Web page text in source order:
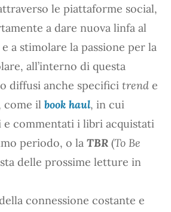
le piattaforme social,
a dare nuova linfa al
a stimolare la passione per la
all’interno di questa
diffusi anche specifici trend e
il book haul, in cui
e commentati i libri acquistati
periodo, o la TBR (To Be
delle prossime letture in
connessione costante e